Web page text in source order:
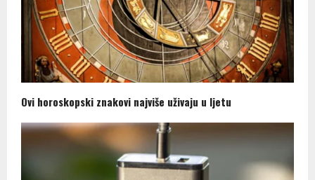
Ovi horoskopski znakovi najviše uživaju u ljetu